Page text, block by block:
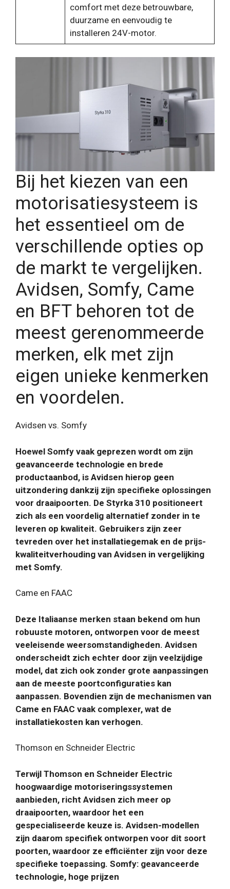
comfort met deze betrouwbare,
duurzame en eenvoudig te
installeren 24V-motor.
Bij het kiezen van een
motorisatiesysteem is
het essentieel om de
verschillende opties op
de markt te vergelijken.
Avidsen, Somfy, Came
en BFT behoren tot de
meest gerenommeerde
merken, elk met zijn
eigen unieke kenmerken
en voordelen.
Avidsen vs. Somfy
Hoewel Somfy vaak geprezen wordt om zijn
geavanceerde technologie en brede
productaanbod, is Avidsen hierop geen
uitzondering dankzij zijn specifieke oplossingen
voor draaipoorten. De Styrka 310 positioneert
zich als een voordelig alternatief zonder in te
leveren op kwaliteit. Gebruikers zijn zeer
tevreden over het installatiegemak en de prijs-
kwaliteitverhouding van Avidsen in vergelijking
met Somfy.
Came en FAAC
Deze Italiaanse merken staan ​​bekend om hun
robuuste motoren, ontworpen voor de meest
veeleisende weersomstandigheden. Avidsen
onderscheidt zich echter door zijn veelzijdige
model, dat zich ook zonder grote aanpassingen
aan de meeste poortconfiguraties kan
aanpassen. Bovendien zijn de mechanismen van
Came en FAAC vaak complexer, wat de
installatiekosten kan verhogen.
Thomson en Schneider Electric
Terwijl Thomson en Schneider Electric
hoogwaardige motoriseringssystemen
aanbieden, richt Avidsen zich meer op
draaipoorten, waardoor het een
gespecialiseerde keuze is. Avidsen-modellen
zijn daarom specifiek ontworpen voor dit soort
poorten, waardoor ze efficiënter zijn voor deze
specifieke toepassing. Somfy: geavanceerde
technologie, hoge prijzen